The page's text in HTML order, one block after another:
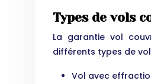
Types de vols
La garantie vol
différents types de
Vol avec